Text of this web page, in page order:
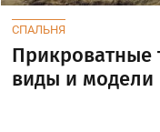
СПАЛЬНЯ
Прикроватные
виды и модели